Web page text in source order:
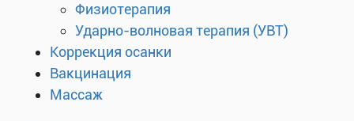
Физиотерапия
Ударно-волновая терапия (УВТ)
Коррекция осанки
Вакцинация
Массаж